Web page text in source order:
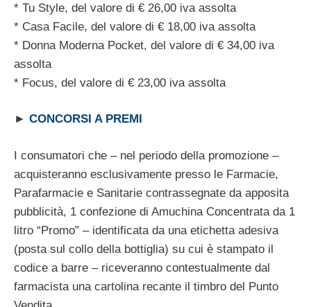
* Tu Style, del valore di € 26,00 iva assolta
* Casa Facile, del valore di € 18,00 iva assolta
* Donna Moderna Pocket, del valore di € 34,00 iva
assolta
* Focus, del valore di € 23,00 iva assolta
► CONCORSI A PREMI
I consumatori che – nel periodo della promozione –
acquisteranno esclusivamente presso le Farmacie,
Parafarmacie e Sanitarie contrassegnate da apposita
pubblicità, 1 confezione di Amuchina Concentrata da 1
litro “Promo” – identificata da una etichetta adesiva
(posta sul collo della bottiglia) su cui è stampato il
codice a barre – riceveranno contestualmente dal
farmacista una cartolina recante il timbro del Punto